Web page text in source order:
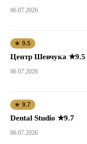
06.07.2026
★ 9.5
Центр Шевчука ★9.5
06.07.2026
★ 9.7
Dental Studio ★9.7
06.07.2026